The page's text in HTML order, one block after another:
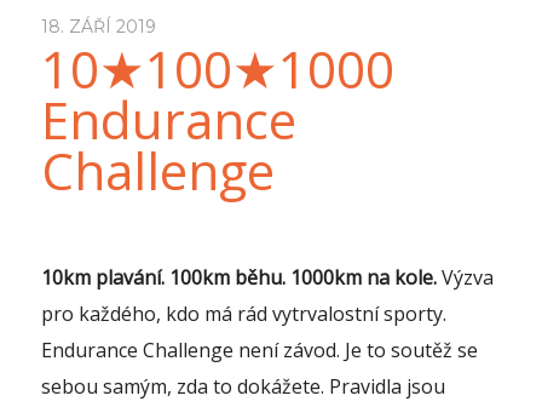
18. ZÁŘÍ 2019
10★100★1000
Endurance
Challenge
10km plavání. 100km běhu. 1000km na kole.Výzva
pro každého, kdo má rád vytrvalostní sporty.
Endurance Challenge není závod. Je to soutěž se
sebou samým, zda to dokážete. Pravidla jsou